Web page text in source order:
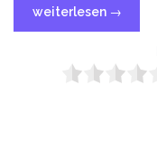
weiterlesen →